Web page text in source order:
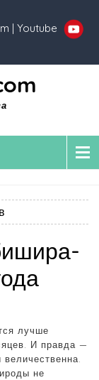
| Youtube
лучше
И правда —
не